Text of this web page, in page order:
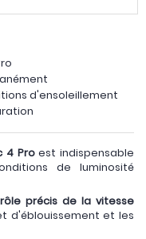
d'ensoleillement
4 Proest indispensable
de luminosité
précis de la vitesse
d'éblouissement et les